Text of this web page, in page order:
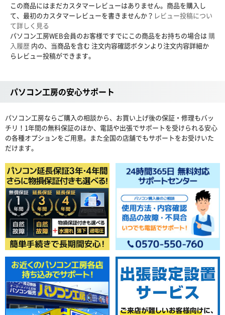
この商品にはまだカスタマーレビューはありません。商品を購入し
て、最初のカスタマーレビューを書きませんか？ レビュー投稿につい
て詳しく見る
パソコン工房WEB会員のお客様ですでにこの商品をお持ちの場合は 購
入履歴 内の、当商品を含む 注文内容確認ボタンより注文内容詳細か
らレビュー投稿ができます。
パソコン工房の安心サポート
パソコン工房ならご購入の相談から、お買い上げ後の保証・修理もバッ
チリ！1年間の無料保証のほか、電話や出張でサポートを受けられる安心
の各種オプションをご用意。また全国の店舗でもサポートをお受けいた
だけます。